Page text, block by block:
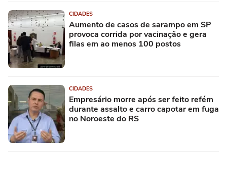
CIDADES
Aumento de casos de sarampo em SP
provoca corrida por vacinação e gera
filas em ao menos 100 postos
CIDADES
Empresário morre após ser feito refém
durante assalto e carro capotar em fuga
no Noroeste do RS